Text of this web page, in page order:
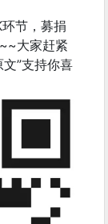
节，募捐
大家赶紧
”支持你喜